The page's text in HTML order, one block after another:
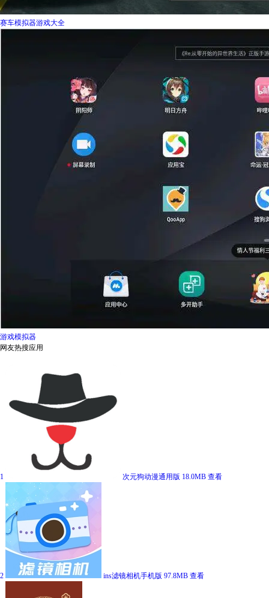
赛车模拟器游戏大全
游戏模拟器
网友热搜应用
1 次元狗动漫通用版 18.0MB 查看
2 ins滤镜相机手机版 97.8MB 查看